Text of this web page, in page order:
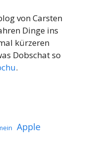
von Carsten
Dinge ins
kürzeren
Dobschat so
.
Apple